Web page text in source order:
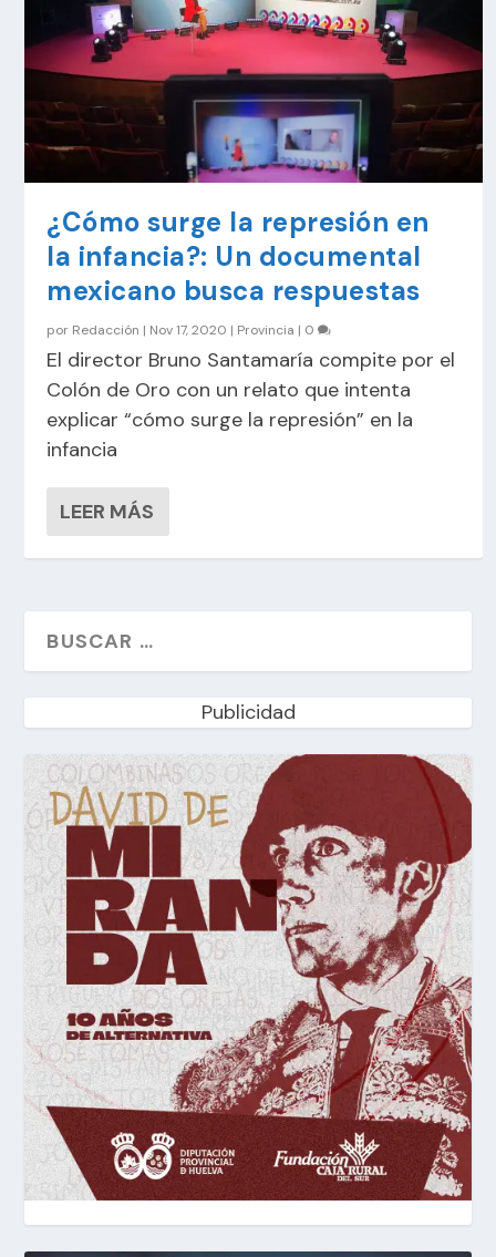
¿Cómo surge la represión en
la infancia?: Un documental
mexicano busca respuestas
por Redacción | Nov 17, 2020 | Provincia | 0
El director Bruno Santamaría compite por el
Colón de Oro con un relato que intenta
explicar “cómo surge la represión” en la
infancia
LEER MÁS
Publicidad